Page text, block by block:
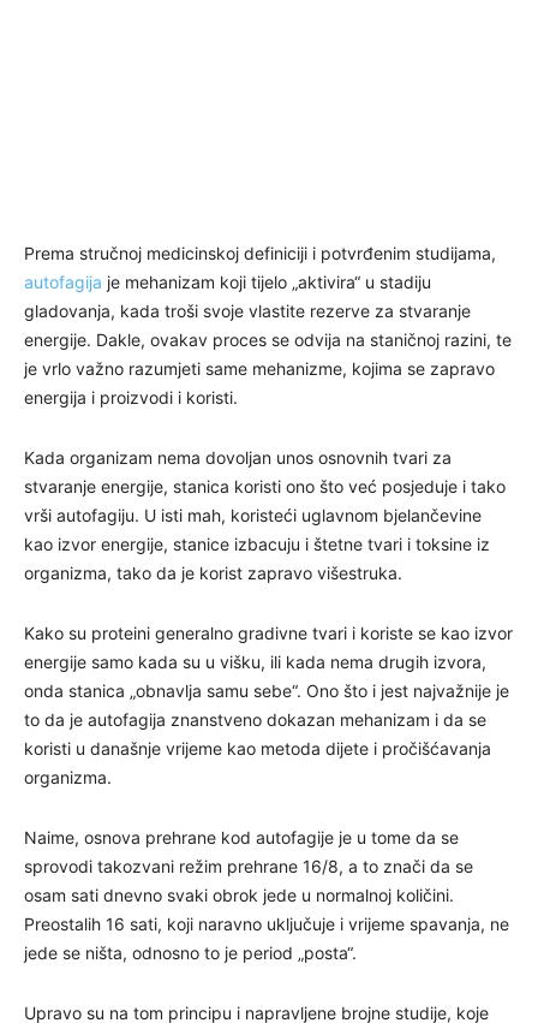
Prema stručnoj medicinskoj definiciji i potvrđenim studijama,
autofagija je mehanizam koji tijelo „aktivira“ u stadiju
gladovanja, kada troši svoje vlastite rezerve za stvaranje
energije. Dakle, ovakav proces se odvija na staničnoj razini, te
je vrlo važno razumjeti same mehanizme, kojima se zapravo
energija i proizvodi i koristi.
Kada organizam nema dovoljan unos osnovnih tvari za
stvaranje energije, stanica koristi ono što već posjeduje i tako
vrši autofagiju. U isti mah, koristeći uglavnom bjelančevine
kao izvor energije, stanice izbacuju i štetne tvari i toksine iz
organizma, tako da je korist zapravo višestruka.
Kako su proteini generalno gradivne tvari i koriste se kao izvor
energije samo kada su u višku, ili kada nema drugih izvora,
onda stanica „obnavlja samu sebe“. Ono što i jest najvažnije je
to da je autofagija znanstveno dokazan mehanizam i da se
koristi u današnje vrijeme kao metoda dijete i pročišćavanja
organizma.
Naime, osnova prehrane kod autofagije je u tome da se
sprovodi takozvani režim prehrane 16/8, a to znači da se
osam sati dnevno svaki obrok jede u normalnoj količini.
Preostalih 16 sati, koji naravno uključuje i vrijeme spavanja, ne
jede se ništa, odnosno to je period „posta“.
Upravo su na tom principu i napravljene brojne studije, koje